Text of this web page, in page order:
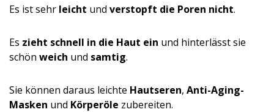
Es ist sehr leicht und verstopft die Poren nicht.
Es zieht schnell in die Haut ein und hinterlässt sie
schön weich und samtig.
Sie können daraus leichte Hautseren, Anti-Aging-
Masken und Körperöle zubereiten.